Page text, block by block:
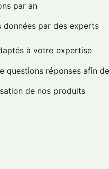
par an
par des experts
à votre expertise
questions réponses afin
de nos produits